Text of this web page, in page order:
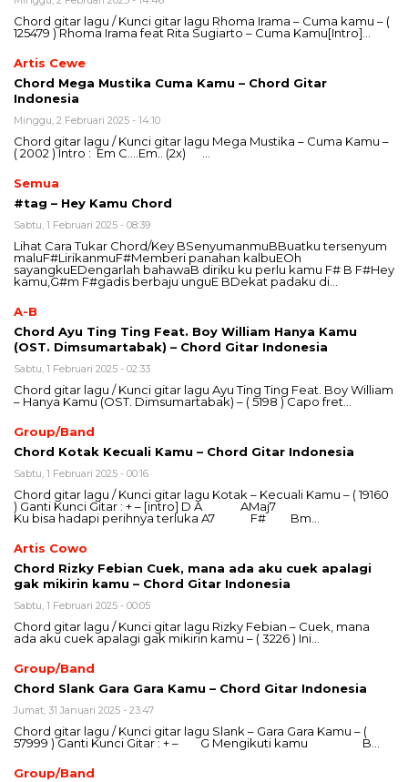
Chord gitar lagu / Kunci gitar lagu Rhoma Irama – Cuma kamu – (
125479 ) Rhoma Irama feat Rita Sugiarto – Cuma Kamu[Intro]…
Artis Cewe
Chord Mega Mustika Cuma Kamu – Chord Gitar
Indonesia
Minggu, 2 Februari 2025 - 14:10
Chord gitar lagu / Kunci gitar lagu Mega Mustika – Cuma Kamu –
( 2002 ) Intro : Em C….Em.. (2x) …
Semua
#tag – Hey Kamu Chord
Sabtu, 1 Februari 2025 - 08:39
Lihat Cara Tukar Chord/Key BSenyumanmuBBuatku tersenyum
maluF#LirikanmuF#Memberi panahan kalbuEOh
sayangkuEDengarlah bahawaB diriku ku perlu kamu F# B F#Hey
kamu,G#m F#gadis berbaju unguE BDekat padaku di…
A-B
Chord Ayu Ting Ting Feat. Boy William Hanya Kamu
(OST. Dimsumartabak) – Chord Gitar Indonesia
Sabtu, 1 Februari 2025 - 02:33
Chord gitar lagu / Kunci gitar lagu Ayu Ting Ting Feat. Boy William
– Hanya Kamu (OST. Dimsumartabak) – ( 5198 ) Capo fret…
Group/Band
Chord Kotak Kecuali Kamu – Chord Gitar Indonesia
Sabtu, 1 Februari 2025 - 00:16
Chord gitar lagu / Kunci gitar lagu Kotak – Kecuali Kamu – ( 19160
) Ganti Kunci Gitar : + – [intro] D A AMaj7
Ku bisa hadapi perihnya terluka A7 F# Bm…
Artis Cowo
Chord Rizky Febian Cuek, mana ada aku cuek apalagi
gak mikirin kamu – Chord Gitar Indonesia
Sabtu, 1 Februari 2025 - 00:05
Chord gitar lagu / Kunci gitar lagu Rizky Febian – Cuek, mana
ada aku cuek apalagi gak mikirin kamu – ( 3226 ) Ini…
Group/Band
Chord Slank Gara Gara Kamu – Chord Gitar Indonesia
Jumat, 31 Januari 2025 - 23:47
Chord gitar lagu / Kunci gitar lagu Slank – Gara Gara Kamu – (
57999 ) Ganti Kunci Gitar : + – G Mengikuti kamu B…
Group/Band